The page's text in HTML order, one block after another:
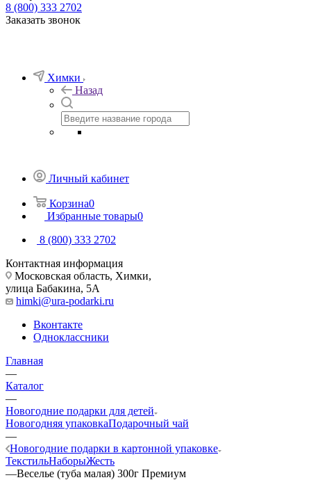
8 (800) 333 2702
Заказать звонок
Химки
Назад
Личный кабинет
Корзина0
Избранные товары0
8 (800) 333 2702
Контактная информация
Московская область, Химки,
улица Бабакина, 5А
himki@ura-podarki.ru
Вконтакте
Одноклассники
Главная
—
Каталог
—
Новогодние подарки для детей
Новогодняя упаковкаПодарочный чай
—
Новогодние подарки в картонной упаковке
ТекстильНаборыЖесть
—Веселье (туба малая) 300г Премиум